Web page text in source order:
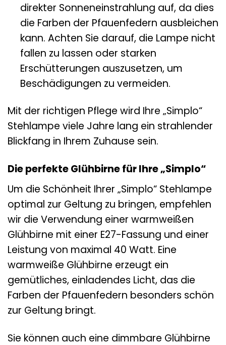
direkter Sonneneinstrahlung auf, da dies
die Farben der Pfauenfedern ausbleichen
kann. Achten Sie darauf, die Lampe nicht
fallen zu lassen oder starken
Erschütterungen auszusetzen, um
Beschädigungen zu vermeiden.
Mit der richtigen Pflege wird Ihre „Simplo“
Stehlampe viele Jahre lang ein strahlender
Blickfang in Ihrem Zuhause sein.
Die perfekte Glühbirne für Ihre „Simplo“
Um die Schönheit Ihrer „Simplo“ Stehlampe
optimal zur Geltung zu bringen, empfehlen
wir die Verwendung einer warmweißen
Glühbirne mit einer E27-Fassung und einer
Leistung von maximal 40 Watt. Eine
warmweiße Glühbirne erzeugt ein
gemütliches, einladendes Licht, das die
Farben der Pfauenfedern besonders schön
zur Geltung bringt.
Sie können auch eine dimmbare Glühbirne